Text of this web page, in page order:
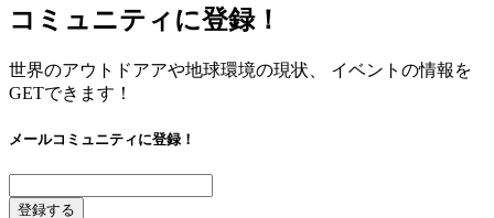
コミュニティに登録！
世界のアウトドアアや地球環境の現状、 イベントの情報を
GETできます！
メールコミュニティに登録！